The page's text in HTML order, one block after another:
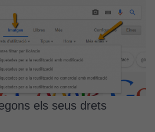
els seus drets